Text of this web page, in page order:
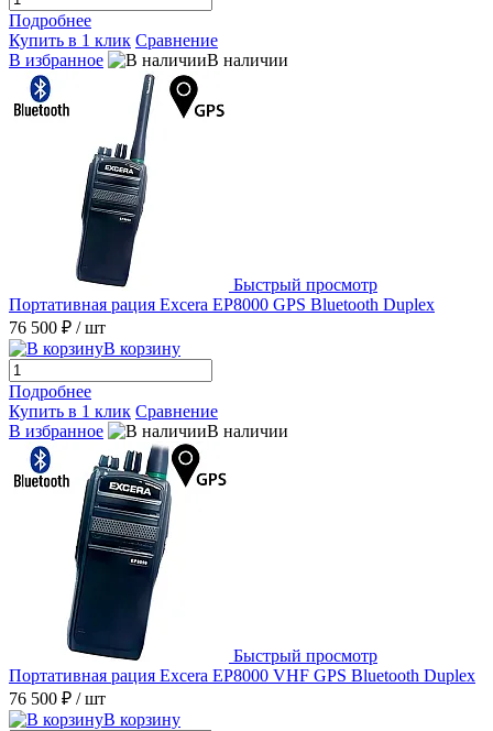
Подробнее
Купить в 1 клик Сравнение
В избранное
В наличии
Быстрый просмотр
Портативная рация Excera EP8000 GPS Bluetooth Duplex
76 500 ₽ / шт
В корзину
Подробнее
Купить в 1 клик Сравнение
В избранное
В наличии
Быстрый просмотр
Портативная рация Excera EP8000 VHF GPS Bluetooth Duplex
76 500 ₽ / шт
В корзину